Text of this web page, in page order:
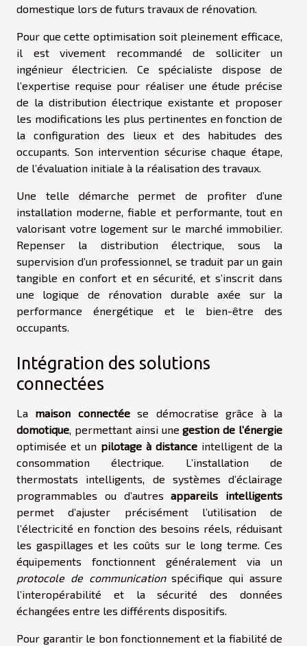
domestique lors de futurs travaux de rénovation.
Pour que cette optimisation soit pleinement efficace,
il est vivement recommandé de solliciter un
ingénieur électricien. Ce spécialiste dispose de
l’expertise requise pour réaliser une étude précise
de la distribution électrique existante et proposer
les modifications les plus pertinentes en fonction de
la configuration des lieux et des habitudes des
occupants. Son intervention sécurise chaque étape,
de l’évaluation initiale à la réalisation des travaux.
Une telle démarche permet de profiter d’une
installation moderne, fiable et performante, tout en
valorisant votre logement sur le marché immobilier.
Repenser la distribution électrique, sous la
supervision d’un professionnel, se traduit par un gain
tangible en confort et en sécurité, et s’inscrit dans
une logique de rénovation durable axée sur la
performance énergétique et le bien-être des
occupants.
Intégration des solutions
connectées
La maison connectéese démocratise grâce à la
domotique, permettant ainsi unegestion de l’énergie
optimisée et un pilotage à distance intelligent de la
consommation électrique. L’installation de
thermostats intelligents, de systèmes d’éclairage
programmables ou d’autresappareils intelligents
permet d’ajuster précisément l’utilisation de
l’électricité en fonction des besoins réels, réduisant
les gaspillages et les coûts sur le long terme. Ces
équipements fonctionnent généralement via un
protocole de communicationspécifique qui assure
l’interopérabilité et la sécurité des données
échangées entre les différents dispositifs.
Pour garantir le bon fonctionnement et la fiabilité de